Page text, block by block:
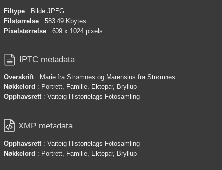
Filtype : Bilde JPEG
Filstørrelse : 583,49 Kbytes
Pixelstørrelse : 609 x 1024 pixels
 IPTC metadata
Overskrift : Marie fra Strømnes og Marensius fra Strømnes
Nøkkelord : Portrett, Familie, Ektepar, Bryllup
Opphavsrett : Varteig Historielags Fotosamling
 XMP metadata
Opphavsrett : Varteig Historielags Fotosamling
Nøkkelord : Portrett, Familie, Ektepar, Bryllup